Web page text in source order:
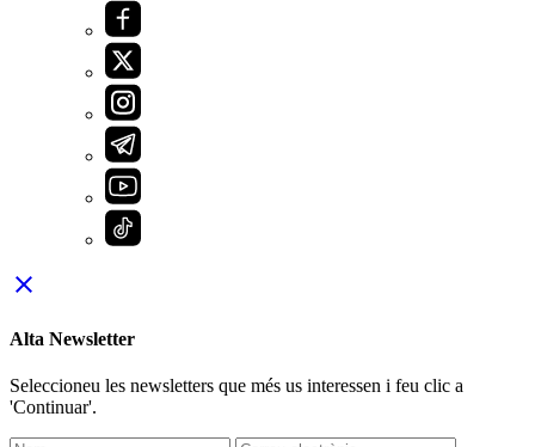
close
Alta Newsletter
Seleccioneu les newsletters que més us interessen i feu clic a
'Continuar'.